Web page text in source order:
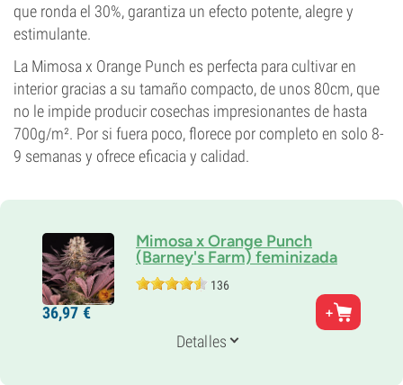
que ronda el 30%, garantiza un efecto potente, alegre y
estimulante.
La Mimosa x Orange Punch es perfecta para cultivar en
interior gracias a su tamaño compacto, de unos 80cm, que
no le impide producir cosechas impresionantes de hasta
700g/m². Por si fuera poco, florece por completo en solo 8-
9 semanas y ofrece eficacia y calidad.
Mimosa x Orange Punch
(Barney's Farm) feminizada
136
Padres
Mimosa Evo x Orange Punch
35% Sativa
36,97 €
Detalles